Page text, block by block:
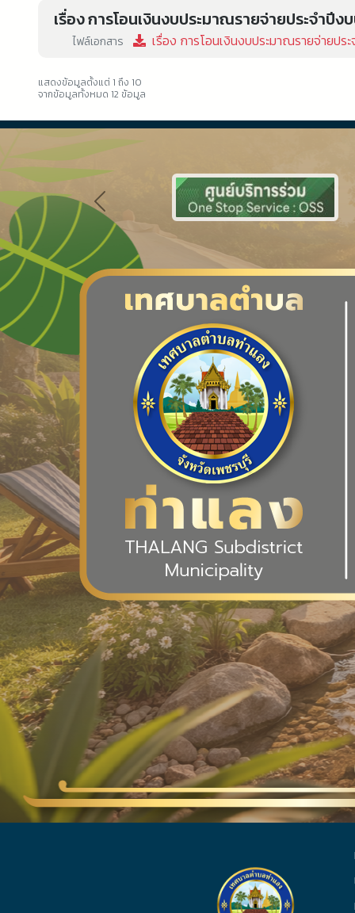
เรื่อง การโอนเงินงบประมาณรายจ่ายประจำปี
ไฟล์เอกสาร เรื่อง การโอนเงินงบประมาณรายจ่ายป
แสดงข้อมูลตั้งแต่ 1 ถึง 10
จากข้อมูลทั้งหมด 12 ข้อมูล
Previous